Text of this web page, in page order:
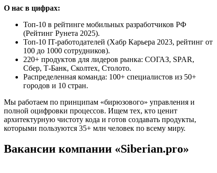
О нас в цифрах:
Топ-10 в рейтинге мобильных разработчиков РФ
(Рейтинг Рунета 2025).
Топ-10 IT-работодателей (Хабр Карьера 2023, рейтинг от
100 до 1000 сотрудников).
220+ продуктов для лидеров рынка: СОГАЗ, SPAR,
Сбер, Т-Банк, Сколтех, Столото.
Распределенная команда: 100+ специалистов из 50+
городов и 10 стран.
Мы работаем по принципам «бирюзового» управления и
полной оцифровки процессов. Ищем тех, кто ценит
архитектурную чистоту кода и готов создавать продукты,
которыми пользуются 35+ млн человек по всему миру.
Вакансии компании «Siberian.pro»